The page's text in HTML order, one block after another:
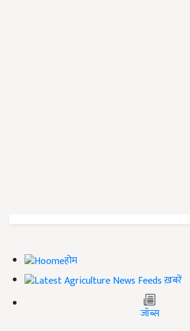
होम
ख़बरें
जॉब्स